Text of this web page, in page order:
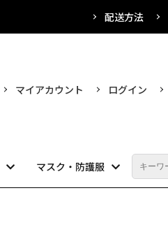
配送方法
マイアカウント ログイン
マスク・防護服